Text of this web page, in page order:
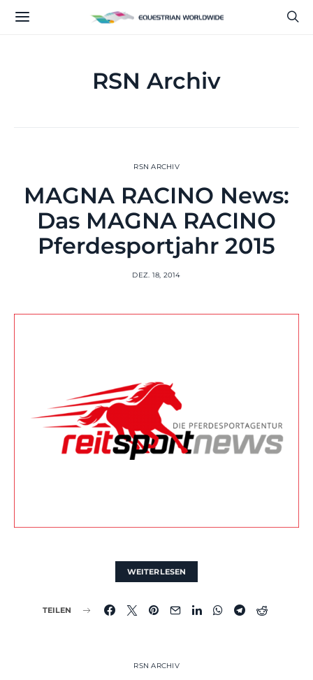
RSN Archiv
RSN ARCHIV
MAGNA RACINO News:
Das MAGNA RACINO
Pferdesportjahr 2015
DEZ. 18, 2014
WEITERLESEN
TEILEN
RSN ARCHIV